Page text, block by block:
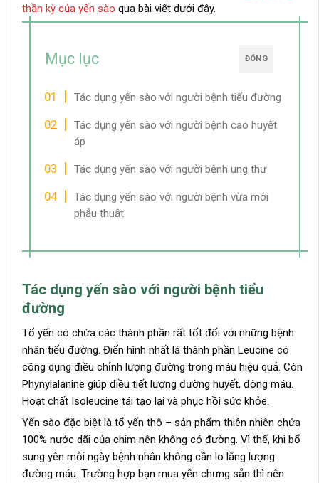
thần kỳ của yến sào qua bài viết dưới đây.
ĐÓNG
Mục lục
Tác dụng yến sào với người bệnh tiểu đường
Tác dụng yến sào với người bệnh cao huyết
áp
Tác dụng yến sào với người bệnh ung thư
Tác dụng yến sào với người bệnh vừa mới
phẫu thuật
Tác dụng yến sào với người bệnh tiểu
đường
Tổ yến có chứa các thành phần rất tốt đối với những bệnh
nhân tiểu đường. Điển hình nhất là thành phần Leucine có
công dụng điều chỉnh lượng đường trong máu hiệu quả. Còn
Phynylalanine giúp điều tiết lượng đường huyết, đông máu.
Hoạt chất Isoleucine tái tạo lại và phục hồi sức khỏe.
Yến sào đặc biệt là tổ yến thô – sản phẩm thiên nhiên chứa
100% nước dãi của chim nên không có đường. Vì thế, khi bổ
sung yên mỗi ngày bệnh nhân không cần lo lắng lượng
đường máu. Trường hợp bạn mua yến chưng sẵn thì nên